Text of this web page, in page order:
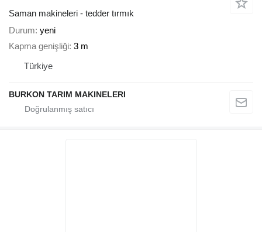
Saman makineleri - tedder tırmık
Durum yeni
Kapma genişliği 3 m
Türkiye
BURKON TARIM MAKINELERI